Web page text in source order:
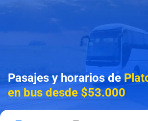
Pasajes y horarios de
en bus desde $53.000